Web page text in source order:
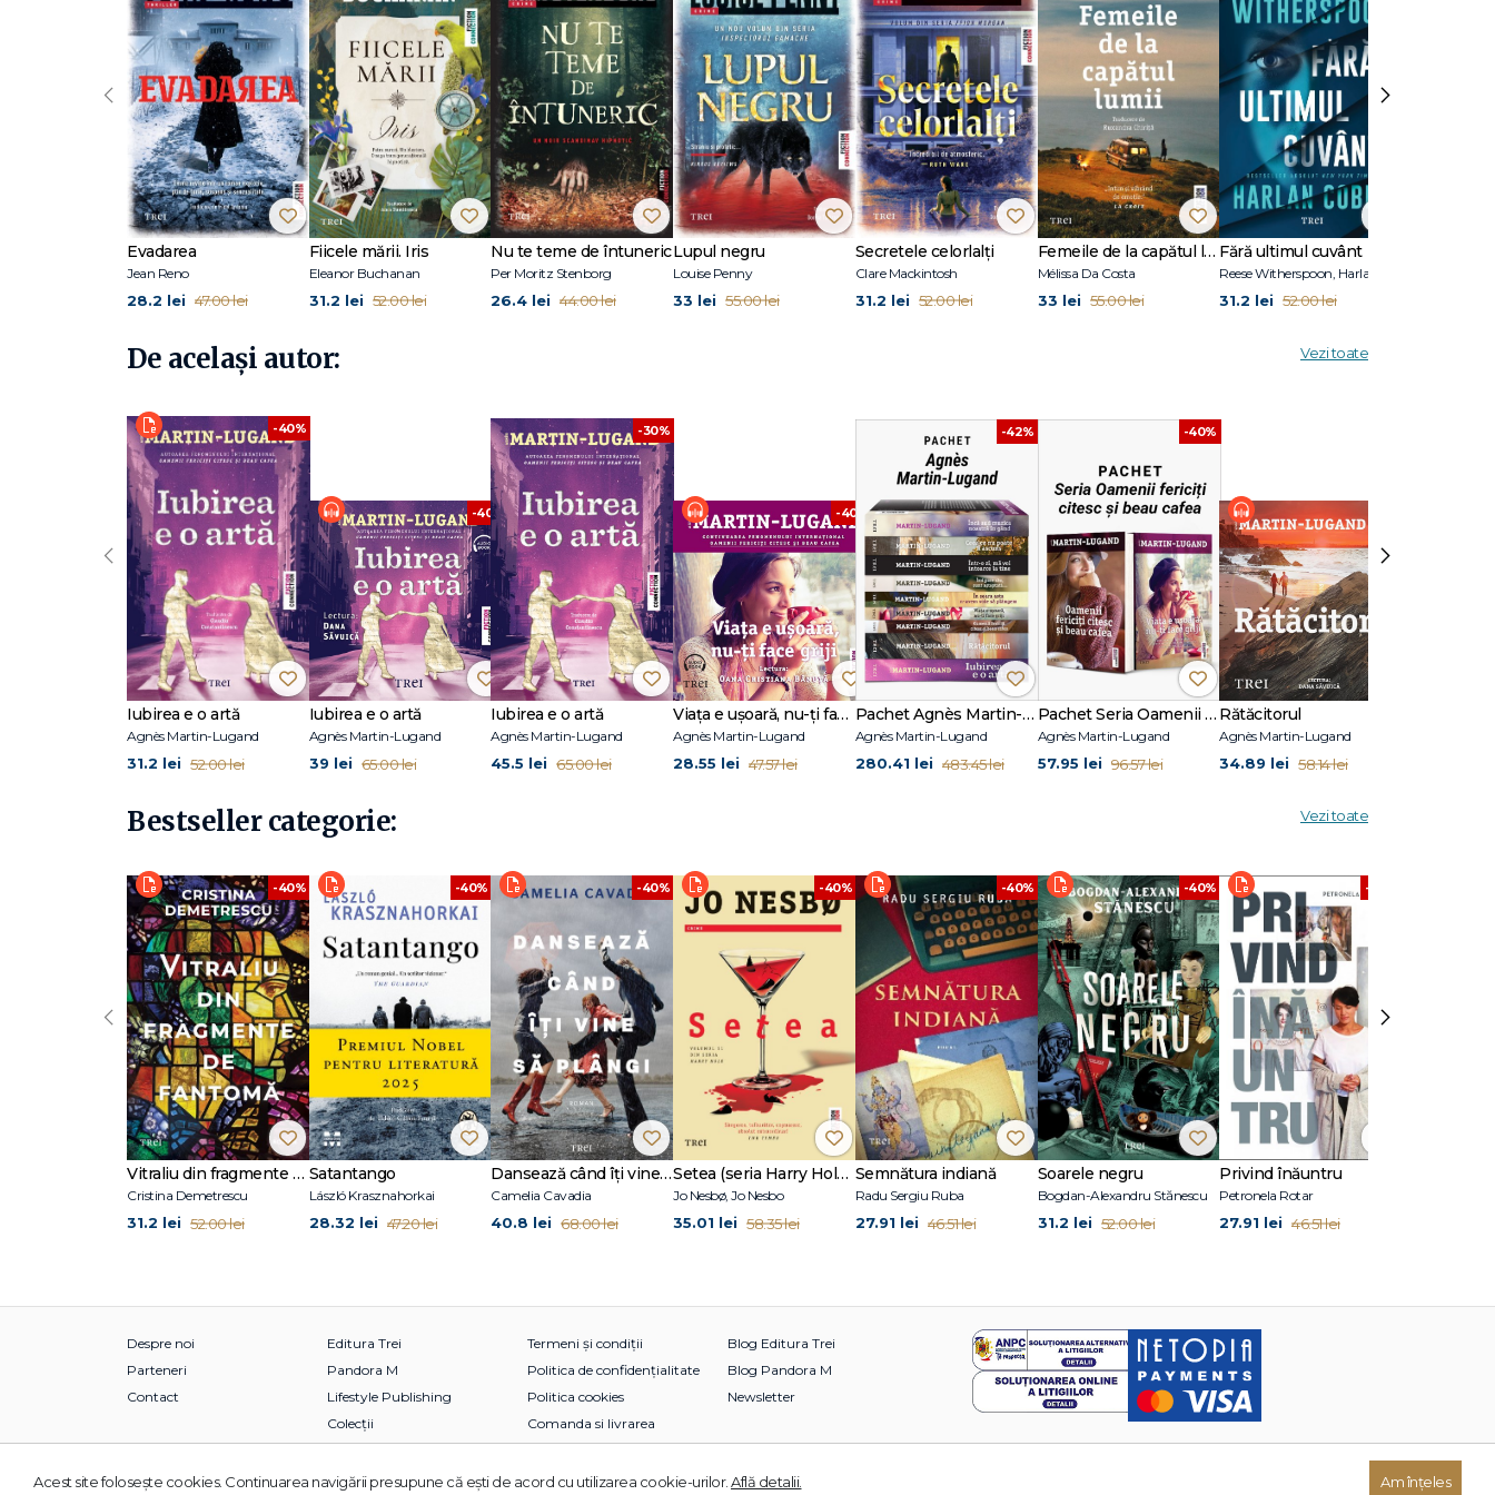
"În cartea mea am vrut să descriu o viață clădită pe baze solide, care începe să se clatine, cu riscul de a se schimba total. Personajele mele
suportă consecințele și rămân cu cicatricele a tot ceea ce au îndurat, dar devin mai puternice." - Agnès Martin-Lugand
După ce a profesat ca psiholog timp de șase ani, Agnès Martin Lugand s-a dedicat scrisului, publicându și primul roman, Oamenii fericiți
citesc și beau cafea, în regim propriu, pe platforma Kindle Amazon, în decembrie 2012. Remarcată rapid de bloggerii atenți la mediul literar
virtual, a trezit interesul Editurii Michel Lafon, care i-a propus debutul în lumea editorială tradițională. Astfel, romanul său a cunoscut un
succes uriaș, fiind tradus în mai multe limbi. Drepturile de ecranizare au fost achiziționate de producătorul american Harvey Weinstein.
Agnès Martin-Lugand se numără printre primii zece cei mai bine vânduți autori francezi.
Cărțile ei s-au vândut în Franța și în lume în peste 2 milioane de exemplare și au fost traduse în 32 de limbi.
La Editura Trei, de aceeași autoare, au apărut Oamenii fericiți citesc și beau cafea, Viața e ușoară, nu-ți face griji, Îmi pare rău, sunt
așteptată… și Fericirea îmi scapă printre degete.
Evadarea
Jean Reno
28.2 lei 47.00 lei
Fiicele mării. Iris
Eleanor Buchanan
31.2 lei 52.00 lei
Nu te teme de întuneric
Per Moritz Stenborg
26.4 lei 44.00 lei
Lupul negru
Louise Penny
33 lei 55.00 lei
Secretele celorlalți
Clare Mackintosh
31.2 lei 52.00 lei
Femeile de la capătul lumii
Mélissa Da Costa
33 lei 55.00 lei
Fără ultimul cuvânt
31.2 lei 52.00 lei
‹ ›
De același autor: Vezi toate
-40%
Iubirea e o artă
Agnès Martin-Lugand
31.2 lei 52.00 lei
-40%
Iubirea e o artă
Agnès Martin-Lugand
39 lei 65.00 lei
-30%
Iubirea e o artă
Agnès Martin-Lugand
45.5 lei 65.00 lei
-40%
Viața e ușoară, nu-ți face griji
Agnès Martin-Lugand
28.55 lei 47.57 lei
-42%
Pachet Agnès Martin-Lugand
Agnès Martin-Lugand
280.41 lei 483.45 lei
-40%
Pachet Seria Oamenii fericiți citesc și beau cafea
Agnès Martin-Lugand
57.95 lei 96.57 lei
Rătăcitorul
Agnès Martin-Lugand
34.89 lei 58.14 lei
‹ ›
Bestseller categorie: Vezi toate
-40%
Vitraliu din fragmente de fantomă
Cristina Demetrescu
31.2 lei 52.00 lei
-40%
Satantango
László Krasznahorkai
28.32 lei 47.20 lei
-40%
Dansează când îți vine să plângi
Camelia Cavadia
40.8 lei 68.00 lei
-40%
Setea (seria Harry Hole, vol. 11)
Jo Nesbø, Jo Nesbo
35.01 lei 58.35 lei
-40%
Semnătura indiană
Radu Sergiu Ruba
27.91 lei 46.51 lei
-40%
Soarele negru
Bogdan-Alexandru Stănescu
31.2 lei 52.00 lei
-40%
Privind înăuntru
Petronela Rotar
27.91 lei 46.51 lei
‹ ›
Despre noi
Parteneri
Contact
Editura Trei
Pandora M
Lifestyle Publishing
Colecții
Termeni și condiții
Politica de confidențialitate
Politica cookies
Comanda si livrarea
Blog Editura Trei
Blog Pandora M
Newsletter
© 2026 Grupul Editorial TREI. Toate drepturile rezervate.
Acest site foloseşte cookies. Continuarea navigării presupune că eşti de acord cu utilizarea cookie-urilor. Află detalii. Am înțeles